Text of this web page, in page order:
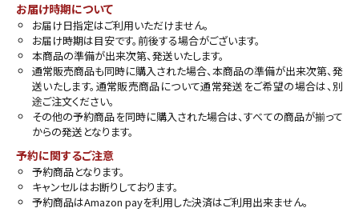
お届け時期について
お届け日指定はご利用いただけません。
お届け時期は目安です。前後する場合がございます。
本商品の準備が出来次第、発送いたします。
通常販売商品も同時に購入された場合、本商品の準備が出来次第、発
送いたします。通常販売商品について通常発送をご希望の場合は、別
途ご注文ください。
その他の予約商品を同時に購入された場合は、すべての商品が揃って
からの発送となります。
予約に関するご注意
予約商品となります。
キャンセルはお断りしております。
予約商品はAmazon payを利用した決済はご利用出来ません。